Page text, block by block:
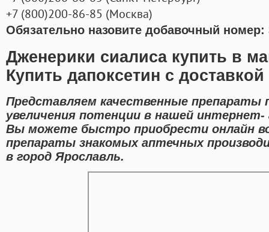
+7 (800)200-86-85 (Москва)
Обязательно назовите добавочный номер:
Дженерики сиалиса купить в
Купить дапоксетин с
Представляем качественные препараты
увеличения потенции в нашей
Вы можете быстро приобрести онлайн
препараты знакомых аптечных
в город Ярославль.